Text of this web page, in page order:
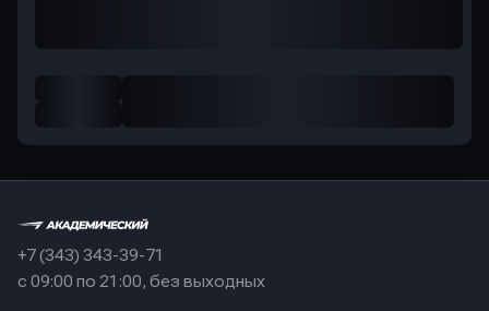
+7 (343) 343-39-71
с 09:00 по 21:00, без выходных